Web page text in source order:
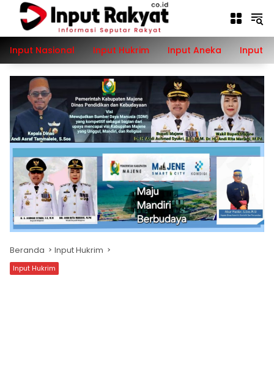
Langsung
konten
Input Nasional
Input Hukrim Input Aneka Input
Beranda Input Hukrim
Input Hukrim